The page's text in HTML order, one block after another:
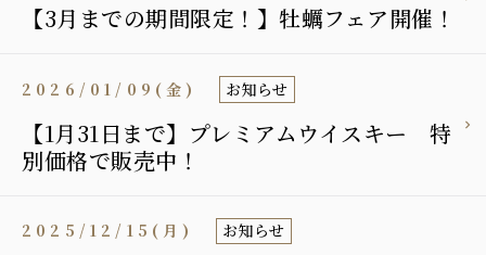
【3月までの期間限定！】牡蠣フェア開催！
【1月31日まで】プレミアムウイスキー 特
別価格で販売中！
2026/01/09(金) お知らせ
2025/12/15(月) お知らせ